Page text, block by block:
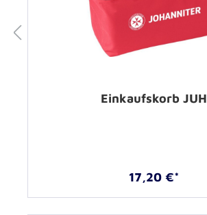
Einkaufskorb JUH
17,20 €*